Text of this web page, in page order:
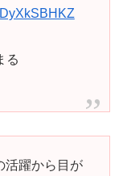
る
活躍から目が